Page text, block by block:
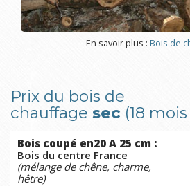
En savoir plus : Bois de
Prix du bois de
chauffage sec (18
Bois coupé en20 A 25 cm :
Bois du centre France
(mélange de chêne, charme,
hêtre)